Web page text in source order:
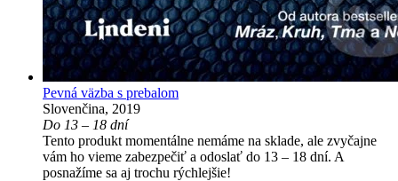
Pevná väzba s prebalom
Slovenčina, 2019
Do 13 – 18 dní
Tento produkt momentálne nemáme na sklade, ale zvyčajne
vám ho vieme zabezpečiť a odoslať do 13 – 18 dní. A
posnažíme sa aj trochu rýchlejšie!